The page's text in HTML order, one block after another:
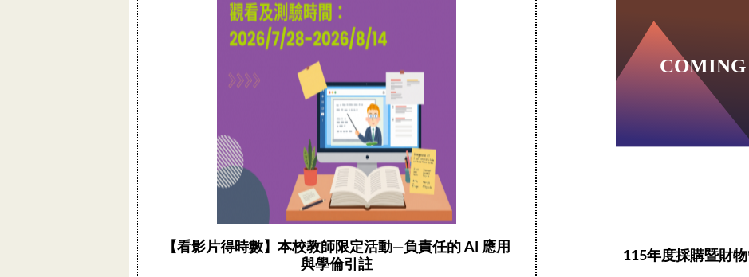
【看影片得時數】本校教師限定活動—負責任的 AI 應用
與學倫引註
115年度採購暨財